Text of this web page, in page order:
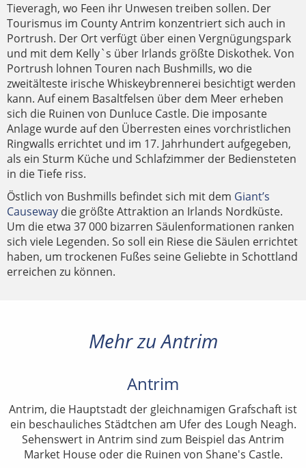
Tieveragh, wo Feen ihr Unwesen treiben sollen. Der
Tourismus im County Antrim konzentriert sich auch in
Portrush. Der Ort verfügt über einen Vergnügungspark
und mit dem Kelly`s über Irlands größte Diskothek. Von
Portrush lohnen Touren nach Bushmills, wo die
zweitälteste irische Whiskeybrennerei besichtigt werden
kann. Auf einem Basaltfelsen über dem Meer erheben
sich die Ruinen von Dunluce Castle. Die imposante
Anlage wurde auf den Überresten eines vorchristlichen
Ringwalls errichtet und im 17. Jahrhundert aufgegeben,
als ein Sturm Küche und Schlafzimmer der Bediensteten
in die Tiefe riss.
Östlich von Bushmills befindet sich mit dem Giant’s
Causeway die größte Attraktion an Irlands Nordküste.
Um die etwa 37 000 bizarren Säulenformationen ranken
sich viele Legenden. So soll ein Riese die Säulen errichtet
haben, um trockenen Fußes seine Geliebte in Schottland
erreichen zu können.
Mehr zu Antrim
Antrim
Antrim, die Hauptstadt der gleichnamigen Grafschaft ist
ein beschauliches Städtchen am Ufer des Lough Neagh.
Sehenswert in Antrim sind zum Beispiel das Antrim
Market House oder die Ruinen von Shane's Castle.